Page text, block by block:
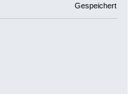
Gespeichert